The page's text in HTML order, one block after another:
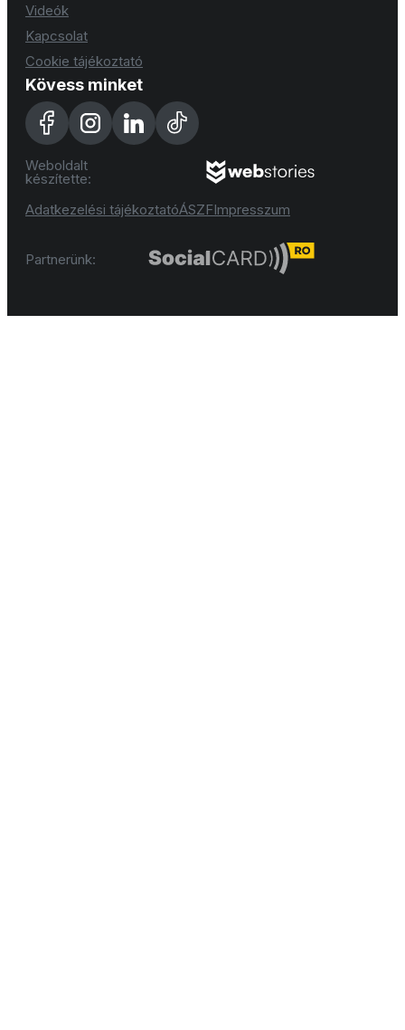
Videók
Kapcsolat
Cookie tájékoztató
Kövess minket
Weboldalt
készítette:
Adatkezelési tájékoztatóÁSZFImpresszum
Partnerünk: